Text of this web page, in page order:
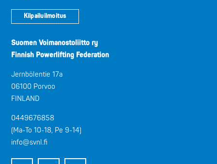
Kilpailuilmoitus
Suomen Voimanostoliitto ry
Finnish Powerlifting Federation
Jernbölentie 17a
06100 Porvoo
FINLAND
0449676858
(Ma-To 10-18, Pe 9-14)
info@svnl.fi